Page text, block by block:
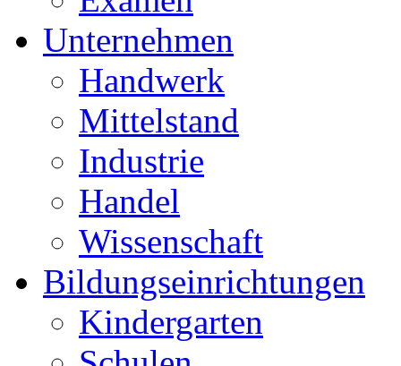
Unternehmen
Handwerk
Mittelstand
Industrie
Handel
Wissenschaft
Bildungseinrichtungen
Kindergarten